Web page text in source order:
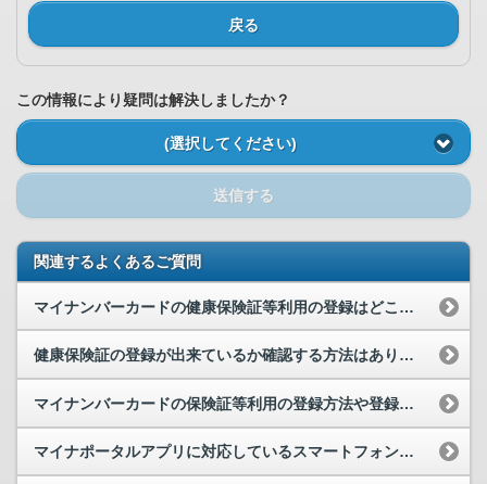
戻る
この情報により疑問は解決しましたか？
(選択してください)
送信する
関連するよくあるご質問
マイナンバーカードの健康保険証等利用の登録はどこから行えますか。
健康保険証の登録が出来ているか確認する方法はありますか。
マイナンバーカードの保険証等利用の登録方法や登録日について教えてください。
マイナポータルアプリに対応しているスマートフォン等を教えてください。